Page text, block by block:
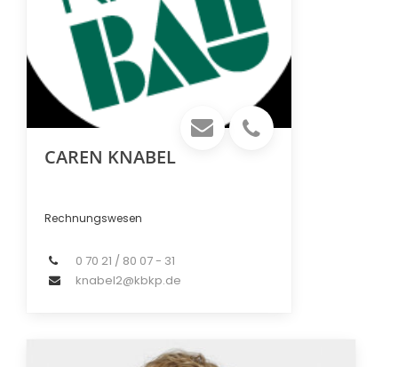
CAREN KNABEL
Rechnungswesen
0 70 21 / 80 07 - 31
knabel2@kbkp.de